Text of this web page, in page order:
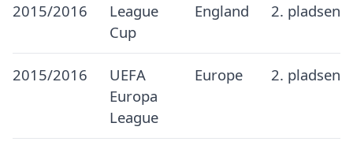
2015/2016
League
Cup
England 2. pladsen
2015/2016
UEFA
Europa
League
Europe 2. pladsen